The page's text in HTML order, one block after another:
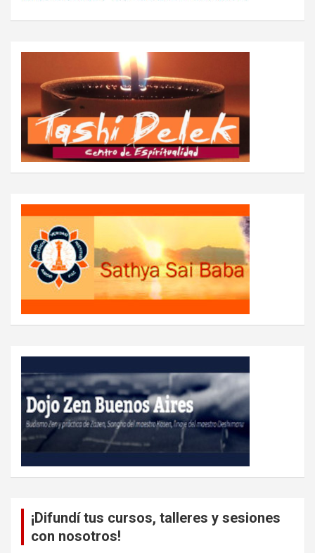
¡Difundí tus cursos, talleres y sesiones
con nosotros!